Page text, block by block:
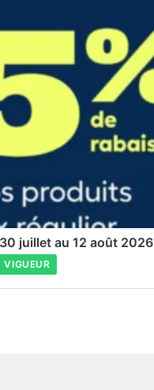
juillet au 12 août 2026
VIGUEUR